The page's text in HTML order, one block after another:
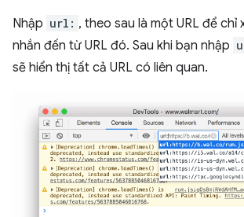
Nhập url: , theo sau là một URL để chỉ
nhắn đến từ URL đó. Sau khi bạn nhập
sẽ hiển thị tất cả URL có liên quan.